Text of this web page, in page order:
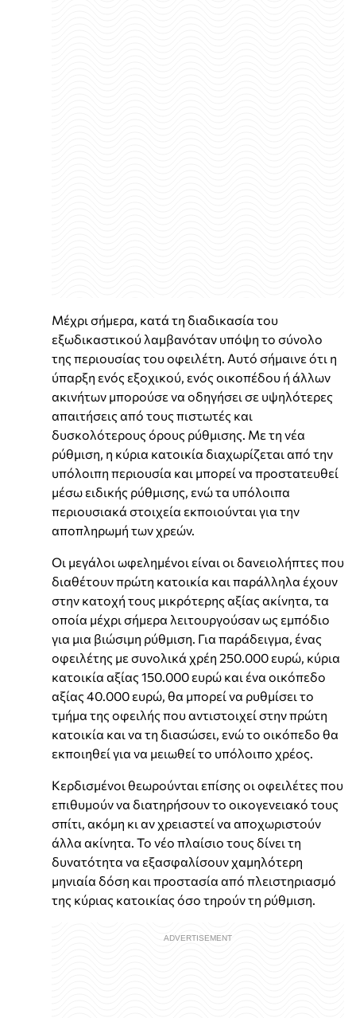
Μέχρι σήμερα, κατά τη διαδικασία του
εξωδικαστικού λαμβανόταν υπόψη το σύνολο
της περιουσίας του οφειλέτη. Αυτό σήμαινε ότι η
ύπαρξη ενός εξοχικού, ενός οικοπέδου ή άλλων
ακινήτων μπορούσε να οδηγήσει σε υψηλότερες
απαιτήσεις από τους πιστωτές και
δυσκολότερους όρους ρύθμισης. Με τη νέα
ρύθμιση, η κύρια κατοικία διαχωρίζεται από την
υπόλοιπη περιουσία και μπορεί να προστατευθεί
μέσω ειδικής ρύθμισης, ενώ τα υπόλοιπα
περιουσιακά στοιχεία εκποιούνται για την
αποπληρωμή των χρεών.
Οι μεγάλοι ωφελημένοι είναι οι δανειολήπτες που
διαθέτουν πρώτη κατοικία και παράλληλα έχουν
στην κατοχή τους μικρότερης αξίας ακίνητα, τα
οποία μέχρι σήμερα λειτουργούσαν ως εμπόδιο
για μια βιώσιμη ρύθμιση. Για παράδειγμα, ένας
οφειλέτης με συνολικά χρέη 250.000 ευρώ, κύρια
κατοικία αξίας 150.000 ευρώ και ένα οικόπεδο
αξίας 40.000 ευρώ, θα μπορεί να ρυθμίσει το
τμήμα της οφειλής που αντιστοιχεί στην πρώτη
κατοικία και να τη διασώσει, ενώ το οικόπεδο θα
εκποιηθεί για να μειωθεί το υπόλοιπο χρέος.
Κερδισμένοι θεωρούνται επίσης οι οφειλέτες που
επιθυμούν να διατηρήσουν το οικογενειακό τους
σπίτι, ακόμη κι αν χρειαστεί να αποχωριστούν
άλλα ακίνητα. Το νέο πλαίσιο τους δίνει τη
δυνατότητα να εξασφαλίσουν χαμηλότερη
μηνιαία δόση και προστασία από πλειστηριασμό
της κύριας κατοικίας όσο τηρούν τη ρύθμιση.